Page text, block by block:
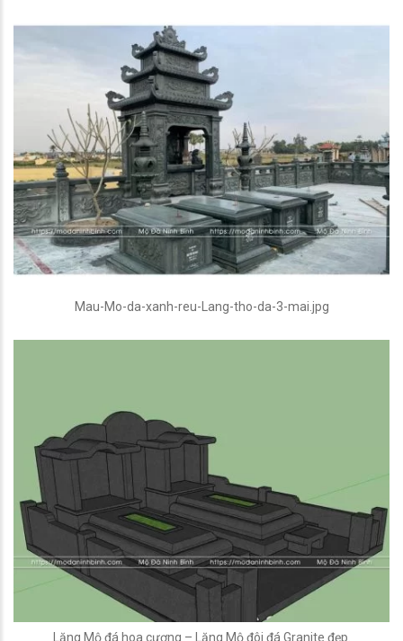
Mau-Mo-da-xanh-reu-Lang-tho-da-3-mai.jpg
Lăng Mộ đá hoa cương – Lăng Mộ đôi đá Granite đẹp.